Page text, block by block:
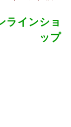
ラインショ
ップ